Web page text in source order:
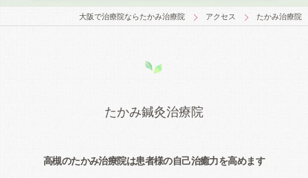
大阪で治療院ならたかみ治療院 アクセス たかみ治療院
高槻のたかみ治療院は患者様の自己治癒力を高めます
たかみ鍼灸治療院